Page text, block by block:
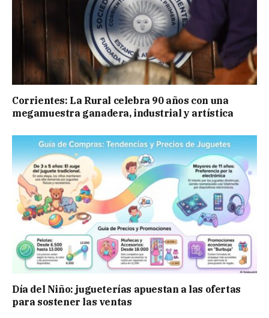
Corrientes: La Rural celebra 90 años con una
megamuestra ganadera, industrial y artística
Día del Niño: jugueterías apuestan a las ofertas
para sostener las ventas